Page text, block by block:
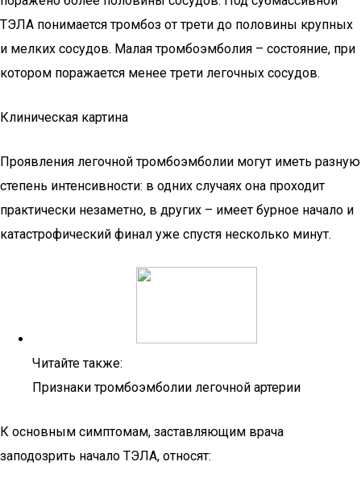
ТЭЛА понимается тромбоз от трети до половины крупных
и мелких сосудов. Малая тромбоэмболия – состояние, при
котором поражается менее трети легочных сосудов.
Клиническая картина
Проявления легочной тромбоэмболии могут иметь разную
степень интенсивности: в одних случаях она проходит
практически незаметно, в других – имеет бурное начало и
катастрофический финал уже спустя несколько минут.
Читайте также:
Признаки тромбоэмболии легочной артерии
К основным симптомам, заставляющим врача
заподозрить начало ТЭЛА, относят: